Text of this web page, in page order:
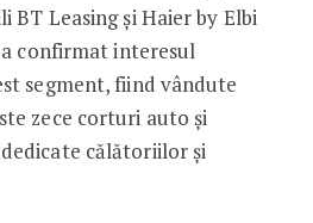
Leasing și Haier by Elbi
confirmat interesul
segment, fiind vândute
zece corturi auto și
călătoriilor și